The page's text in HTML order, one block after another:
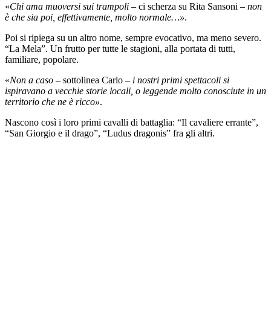
«Chi ama muoversi sui trampoli – ci scherza su Rita Sansoni – non
è che sia poi, effettivamente, molto normale…».
Poi si ripiega su un altro nome, sempre evocativo, ma meno severo.
“La Mela”. Un frutto per tutte le stagioni, alla portata di tutti,
familiare, popolare.
«Non a caso – sottolinea Carlo – i nostri primi spettacoli si
ispiravano a vecchie storie locali, o leggende molto conosciute in un
territorio che ne è ricco».
Nascono così i loro primi cavalli di battaglia: “Il cavaliere errante”,
“San Giorgio e il drago”, “Ludus dragonis” fra gli altri.